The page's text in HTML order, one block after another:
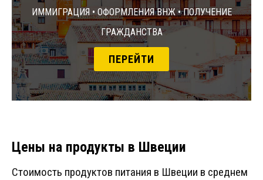
Иммиграция • Оформления ВНЖ • Получение
гражданства
ПЕРЕЙТИ
Цены на продукты в Швеции
Стоимость продуктов питания в Швеции в среднем